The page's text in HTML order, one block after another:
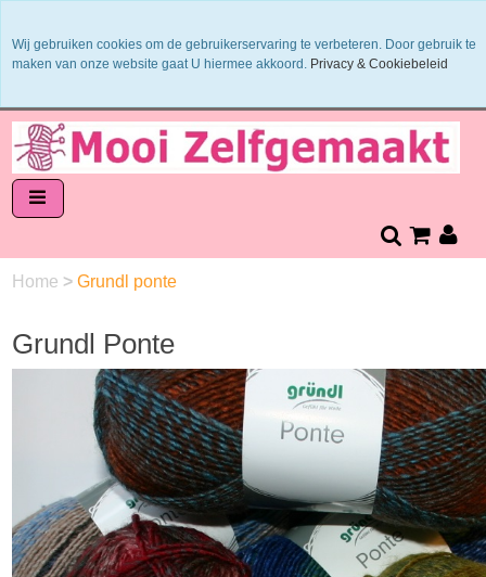
Garens worden uit 1 verfbad verzonden
Veilig online betalen of zelf overschrijven
Home > Grundl ponte
Grundl Ponte
Wij gebruiken cookies om de gebruikerservaring te verbeteren. Door gebruik te
maken van onze website gaat U hiermee akkoord. Privacy & Cookiebeleid